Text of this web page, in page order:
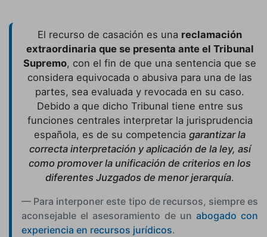
El recurso de casación es una reclamación
extraordinaria que se presenta ante el Tribunal
Supremo, con el fin de que una sentencia que se
considera equivocada o abusiva para una de las
partes, sea evaluada y revocada en su caso.
Debido a que dicho Tribunal tiene entre sus
funciones centrales interpretar la jurisprudencia
española, es de su competencia garantizar la
correcta interpretación y aplicación de la ley, así
como promover la unificación de criterios en los
diferentes Juzgados de menor jerarquía.
Para interponer este tipo de recursos, siempre es
aconsejable el asesoramiento de un abogado con
experiencia en recursos jurídicos.